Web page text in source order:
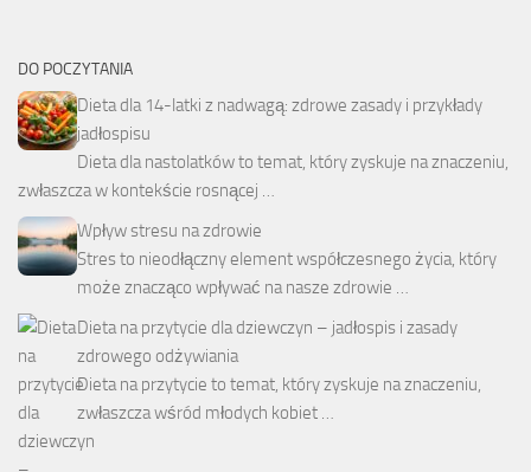
DO POCZYTANIA
Dieta dla 14-latki z nadwagą: zdrowe zasady i przykłady
jadłospisu
Dieta dla nastolatków to temat, który zyskuje na znaczeniu,
zwłaszcza w kontekście rosnącej …
Wpływ stresu na zdrowie
Stres to nieodłączny element współczesnego życia, który
może znacząco wpływać na nasze zdrowie …
Dieta na przytycie dla dziewczyn – jadłospis i zasady
zdrowego odżywiania
Dieta na przytycie to temat, który zyskuje na znaczeniu,
zwłaszcza wśród młodych kobiet …